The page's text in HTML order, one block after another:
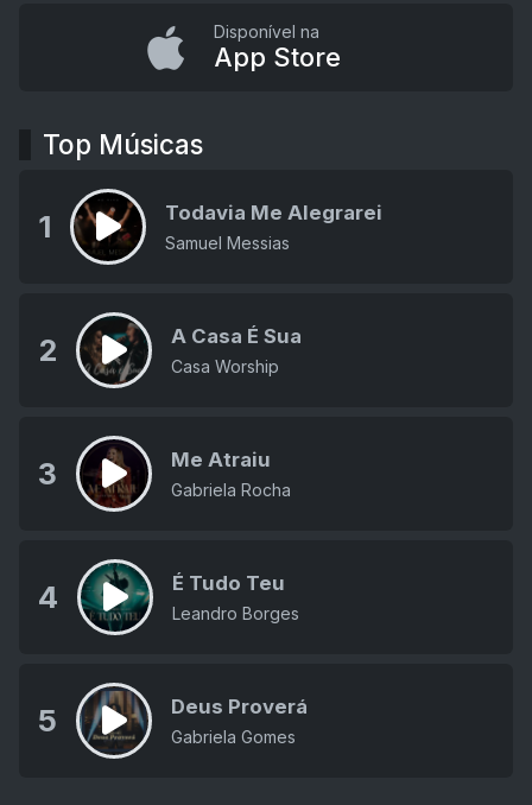
Disponível na
App Store
Top Músicas
1 Todavia Me Alegrarei
Samuel Messias
2 A Casa É Sua
Casa Worship
3 Me Atraiu
Gabriela Rocha
4 É Tudo Teu
Leandro Borges
5 Deus Proverá
Gabriela Gomes